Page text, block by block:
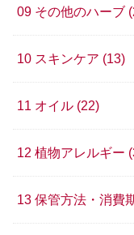
09 その他のハーブ
10 スキンケア (13)
11 オイル (22)
12 植物アレルギー
13 保管方法・消費